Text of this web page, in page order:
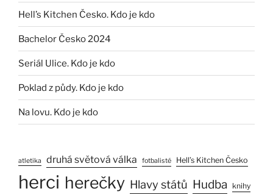
Hell’s Kitchen Česko. Kdo je kdo
Bachelor Česko 2024
Seriál Ulice. Kdo je kdo
Poklad z půdy. Kdo je kdo
Na lovu. Kdo je kdo
atletika druhá světová válka fotbalisté Hell’s Kitchen Česko
herci herečky Hlavy států Hudba knihy